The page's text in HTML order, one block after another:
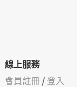
線上服務
會員註冊 / 登入